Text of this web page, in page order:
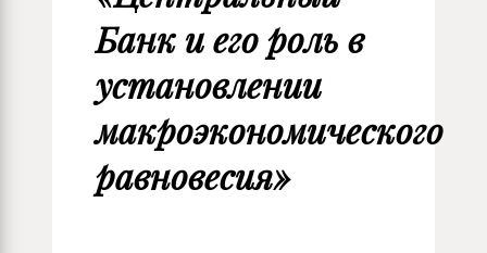
Банк и его роль в
установлении
макроэкономического
равновесия»